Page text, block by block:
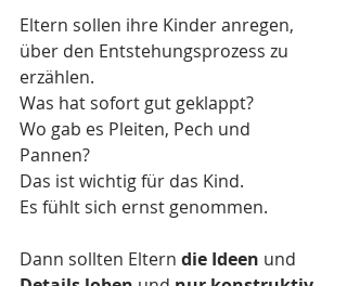
Eltern sollen ihre Kinder anregen,
über den Entstehungsprozess zu
erzählen.
Was hat sofort gut geklappt?
Wo gab es Pleiten, Pech und
Pannen?
Das ist wichtig für das Kind.
Es fühlt sich ernst genommen.
Dann sollten Eltern die Ideen und